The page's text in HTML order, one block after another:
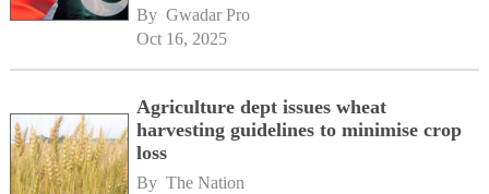
By Gwadar Pro
Oct 16, 2025
Agriculture dept issues wheat
harvesting guidelines to minimise crop
loss
By The Nation